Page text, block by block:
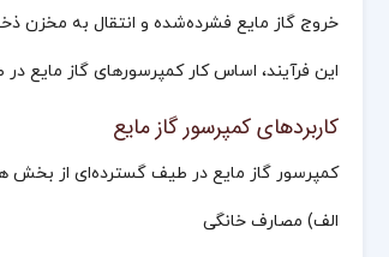
خروج گاز مایع فشرده‌شده و انتقال به مخزن
این فرآیند، اساس کار کمپرسورهای گاز مایع
کاربردهای کمپرسور گاز مایع
کمپرسور گاز مایع در طیف گسترده‌ای از بخش‌
الف) مصارف خانگی